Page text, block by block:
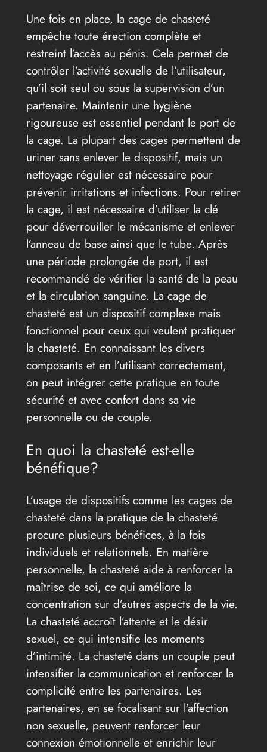
Une fois en place, la cage de chasteté
empêche toute érection complète et
restreint l’accès au pénis. Cela permet de
contrôler l’activité sexuelle de l’utilisateur,
qu’il soit seul ou sous la supervision d’un
partenaire. Maintenir une hygiène
rigoureuse est essentiel pendant le port de
la cage. La plupart des cages permettent de
uriner sans enlever le dispositif, mais un
nettoyage régulier est nécessaire pour
prévenir irritations et infections. Pour retirer
la cage, il est nécessaire d’utiliser la clé
pour déverrouiller le mécanisme et enlever
l’anneau de base ainsi que le tube. Après
une période prolongée de port, il est
recommandé de vérifier la santé de la peau
et la circulation sanguine. La cage de
chasteté est un dispositif complexe mais
fonctionnel pour ceux qui veulent pratiquer
la chasteté. En connaissant les divers
composants et en l’utilisant correctement,
on peut intégrer cette pratique en toute
sécurité et avec confort dans sa vie
personnelle ou de couple.
En quoi la chasteté est-elle
bénéfique?
L’usage de dispositifs comme les cages de
chasteté dans la pratique de la chasteté
procure plusieurs bénéfices, à la fois
individuels et relationnels. En matière
personnelle, la chasteté aide à renforcer la
maîtrise de soi, ce qui améliore la
concentration sur d’autres aspects de la vie.
La chasteté accroît l’attente et le désir
sexuel, ce qui intensifie les moments
d’intimité. La chasteté dans un couple peut
intensifier la communication et renforcer la
complicité entre les partenaires. Les
partenaires, en se focalisant sur l’affection
non sexuelle, peuvent renforcer leur
connexion émotionnelle et enrichir leur